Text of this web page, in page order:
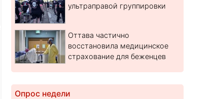
ультраправой группировки
Оттава частично
восстановила медицинское
страхование для беженцев
Опрос недели